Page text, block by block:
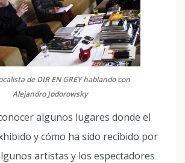
de DIR EN GREY hablando con
Alejandro Jodorowsky
algunos lugares donde el
y cómo ha sido recibido por
artistas y los espectadores